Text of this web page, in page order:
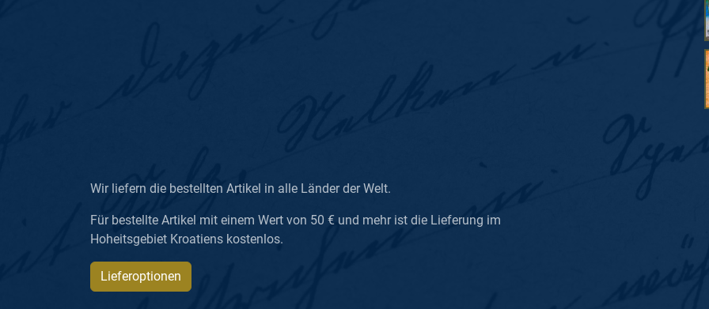
Wir liefern die bestellten Artikel in alle Länder der Welt.
Für bestellte Artikel mit einem Wert von 50 € und mehr ist die Lieferung im
Hoheitsgebiet Kroatiens kostenlos.
Lieferoptionen